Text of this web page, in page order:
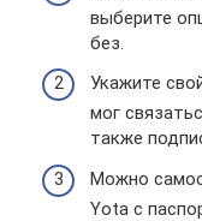
выберите
без.
Укажите
мог
также
Можно
Yota с